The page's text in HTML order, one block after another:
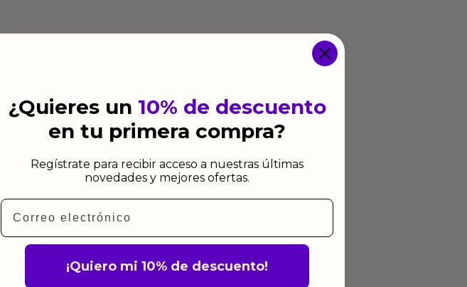
¿Quieres un 10% de descuento
en tu primera compra?
Regístrate para recibir acceso a nuestras últimas
novedades y mejores ofertas.
Email
¡Quiero mi 10% de descuento!